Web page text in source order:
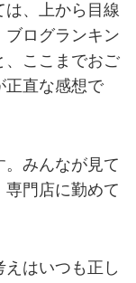
は、上から目線
ブログランキン
、ここまでおご
正直な感想で
みんなが見て
専門店に勤めて
はいつも正し